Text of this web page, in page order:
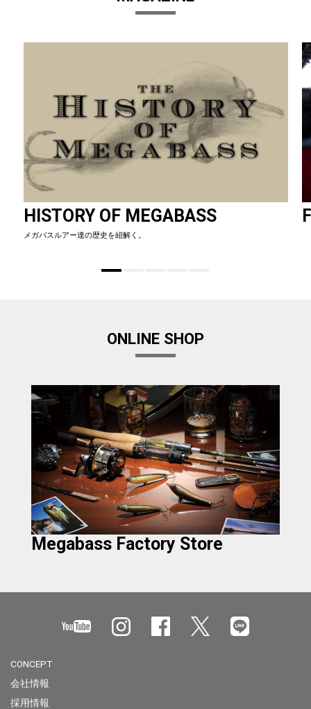
HISTORY OF MEGABASS
メガバスルアー達の歴史を紐解く。
ONLINE SHOP
Megabass Factory Store
CONCEPT
会社情報
採用情報